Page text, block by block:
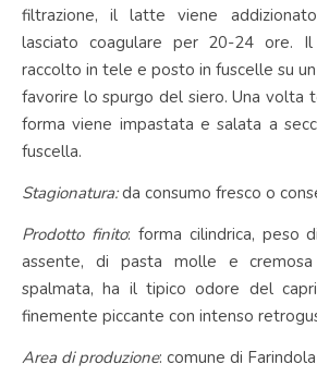
filtrazione, il latte viene
lasciato coagulare per 20-24 ore.
raccolto in tele e posto in fuscelle su
favorire lo spurgo del siero. Una volta
forma viene impastata e salata a
fuscella.
Stagionatura:da consumo fresco o
Prodotto finito: forma cilindrica, peso
assente, di pasta molle e
spalmata, ha il tipico odore del
finemente piccante con intenso
Area di produzione: comune di